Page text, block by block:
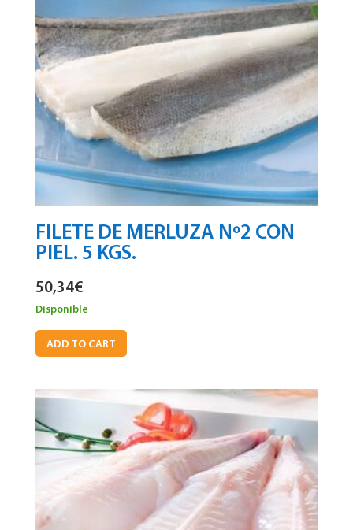
FILETE DE MERLUZA Nº2 CON
PIEL. 5 KGS.
50,34€
Disponible
ADD TO CART